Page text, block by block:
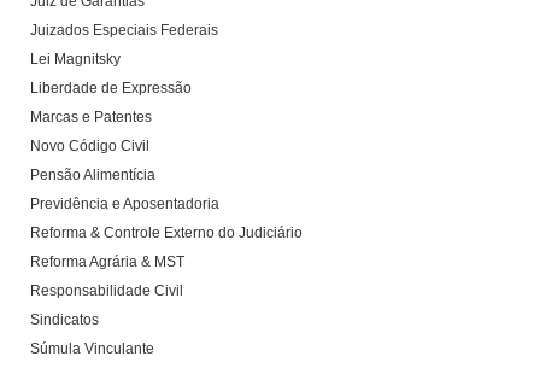
Juizados Especiais Federais
Lei Magnitsky
Liberdade de Expressão
Marcas e Patentes
Novo Código Civil
Pensão Alimentícia
Previdência e Aposentadoria
Reforma & Controle Externo do Judiciário
Reforma Agrária & MST
Responsabilidade Civil
Sindicatos
Súmula Vinculante